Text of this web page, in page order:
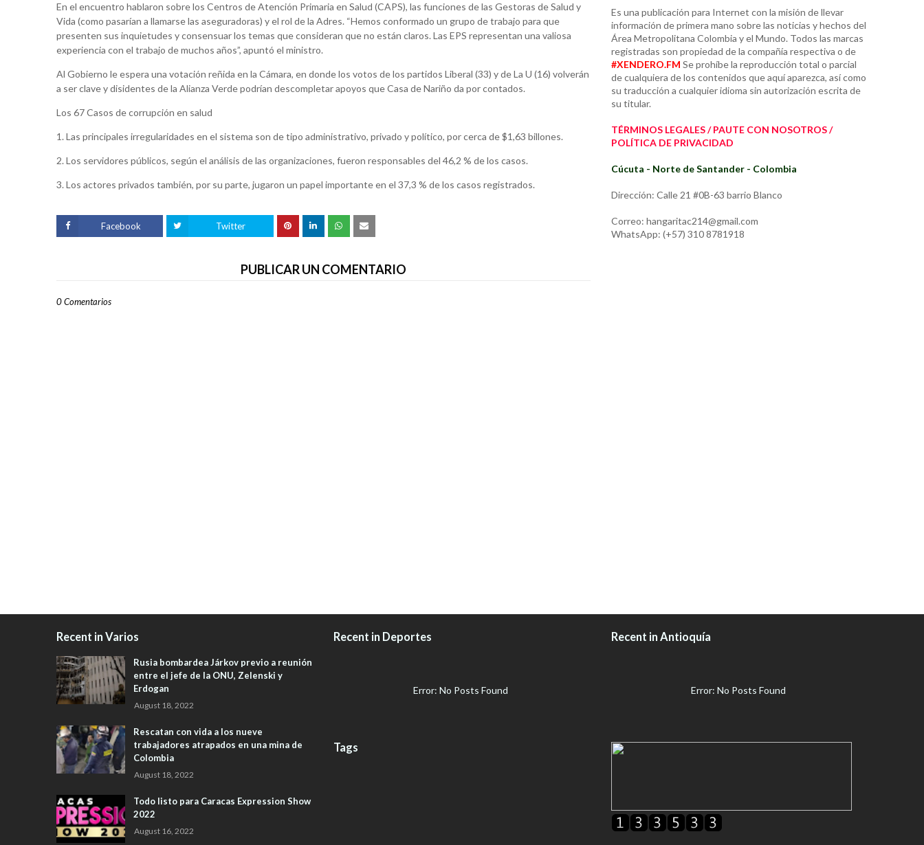
En el encuentro hablaron sobre los Centros de Atención Primaria en Salud (CAPS), las funciones de las Gestoras de Salud y
Vida (como pasarían a llamarse las aseguradoras) y el rol de la Adres. “Hemos conformado un grupo de trabajo para que
presenten sus inquietudes y consensuar los temas que consideran que no están claros. Las EPS representan una valiosa
experiencia con el trabajo de muchos años”, apuntó el ministro.
Al Gobierno le espera una votación reñida en la Cámara, en donde los votos de los partidos Liberal (33) y de La U (16) volverán
a ser clave y disidentes de la Alianza Verde podrían descompletar apoyos que Casa de Nariño da por contados.
Los 67 Casos de corrupción en salud
1. Las principales irregularidades en el sistema son de tipo administrativo, privado y político, por cerca de $1,63 billones.
2. Los servidores públicos, según el análisis de las organizaciones, fueron responsables del 46,2 % de los casos.
3. Los actores privados también, por su parte, jugaron un papel importante en el 37,3 % de los casos registrados.
Facebook Twitter
PUBLICAR UN COMENTARIO
0 Comentarios
Es una publicación para Internet con la misión de llevar
información de primera mano sobre las noticias y hechos del
Área Metropolitana Colombia y el Mundo. Todos las marcas
registradas son propiedad de la compañía respectiva o de
#XENDERO.FM Se prohíbe la reproducción total o parcial
de cualquiera de los contenidos que aquí aparezca, así como
su traducción a cualquier idioma sin autorización escrita de
su titular.
TÉRMINOS LEGALES / PAUTE CON NOSOTROS /
POLÍTICA DE PRIVACIDAD
Cúcuta - Norte de Santander - Colombia
Dirección: Calle 21 #0B-63 barrio Blanco
Correo: hangaritac214@gmail.com
WhatsApp: (+57) 310 8781918
Recent in Varios
Rusia bombardea Járkov previo a reunión
entre el jefe de la ONU, Zelenski y
Erdogan
August 18, 2022
Rescatan con vida a los nueve
trabajadores atrapados en una mina de
Colombia
August 18, 2022
Todo listo para Caracas Expression Show
2022
August 16, 2022
Recent in Deportes
Error: No Posts Found
Tags
Recent in Antioquía
Error: No Posts Found